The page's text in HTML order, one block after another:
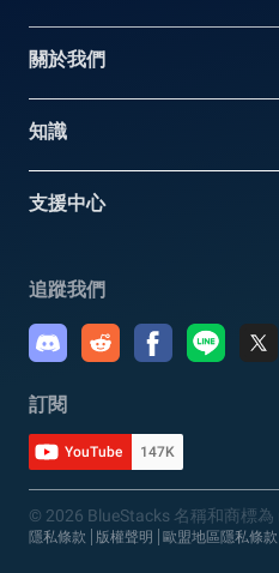
關於我們
知識
支援中心
追蹤我們
訂閱
YouTube 147K
© 2026 BlueStacks 名稱和商標為
隱私條款 版權聲明 歐盟地區隱私條款